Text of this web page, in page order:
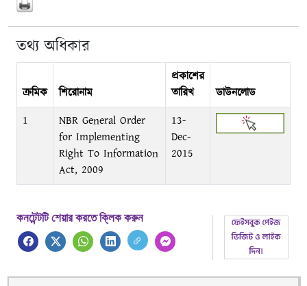
তথ্য অধিকার
ক্রমিক শিরোনাম
প্রকাশের
তারিখ
ডাউনলোড
1
NBR General Order
for Implementing
Right To Information
Act, 2009
13-
Dec-
2015
কনটেন্টটি শেয়ার করতে ক্লিক করুন